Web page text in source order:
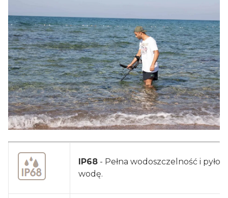
IP68 - Pełna wodoszczelność i
wodę.